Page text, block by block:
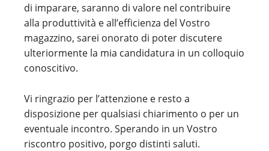
di imparare, saranno di valore nel contribuire
alla produttività e all’efficienza del Vostro
magazzino, sarei onorato di poter discutere
ulteriormente la mia candidatura in un colloquio
conoscitivo.
Vi ringrazio per l’attenzione e resto a
disposizione per qualsiasi chiarimento o per un
eventuale incontro. Sperando in un Vostro
riscontro positivo, porgo distinti saluti.